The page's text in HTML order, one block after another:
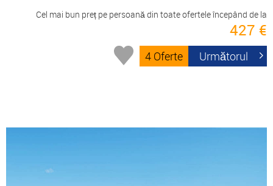
Cel mai bun preț pe persoană din toate ofertele începând de la
427 €
4 Oferte Următorul